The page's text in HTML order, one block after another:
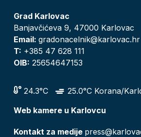
Grad Karlovac
Banjavčićeva 9, 47000 Karlovac
Email: gradonacelnik@karlovac.hr
T: +385 47 628 111
OIB: 25654647153
24.3°C
25.0°C Korana/
Web kamere u Karlovcu
Kontakt za medije